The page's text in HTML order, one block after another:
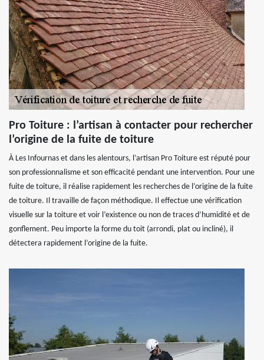
Pro Toiture : l’artisan à contacter pour rechercher
l’origine de la fuite de toiture
À Les Infournas et dans les alentours, l’artisan Pro Toiture est réputé pour
son professionnalisme et son efficacité pendant une intervention. Pour une
fuite de toiture, il réalise rapidement les recherches de l’origine de la fuite
de toiture. Il travaille de façon méthodique. Il effectue une vérification
visuelle sur la toiture et voir l’existence ou non de traces d’humidité et de
gonflement. Peu importe la forme du toit (arrondi, plat ou incliné), il
détectera rapidement l’origine de la fuite.